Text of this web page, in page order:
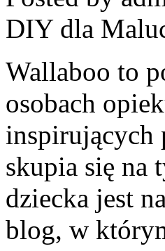
DIY dla
Wallaboo to
osobach
inspirujących
skupia się na
dziecka jest
blog, w